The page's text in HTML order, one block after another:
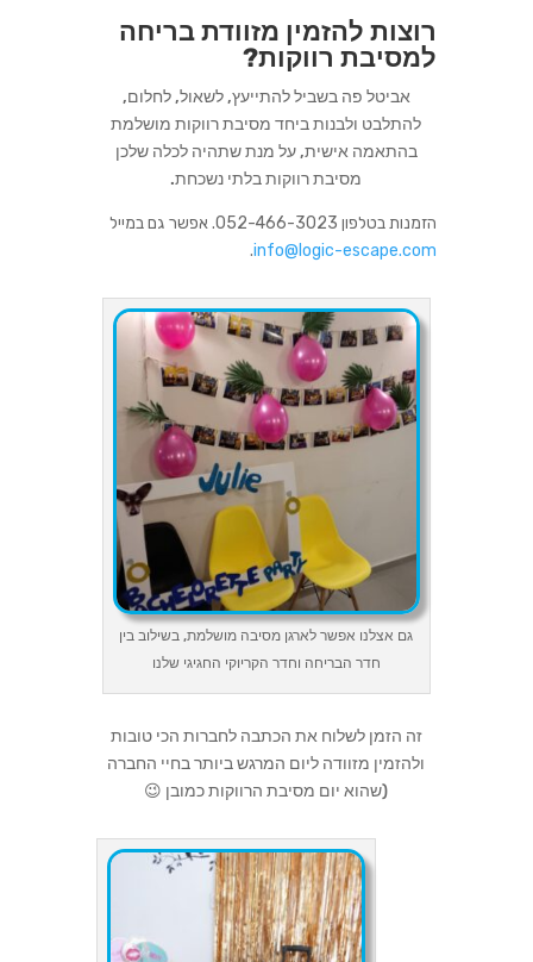
רוצות להזמין מזוודת בריחה
למסיבת רווקות?
אביטל פה בשביל להתייעץ, לשאול, לחלום,
להתלבט ולבנות ביחד מסיבת רווקות מושלמת
בהתאמה אישית, על מנת שתהיה לכלה שלכן
מסיבת רווקות בלתי נשכחת.
הזמנות בטלפון 052-466-3023. אפשר גם במייל
info@logic-escape.com
.
גם אצלנו אפשר לארגן מסיבה מושלמת, בשילוב בין
חדר הבריחה וחדר הקריוקי החגיגי שלנו
זה הזמן לשלוח את הכתבה לחברות הכי טובות
ולהזמין מזוודה ליום המרגש ביותר בחיי החברה
(שהוא יום מסיבת הרווקות כמובן 😉